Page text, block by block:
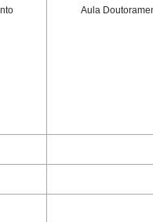
Aula